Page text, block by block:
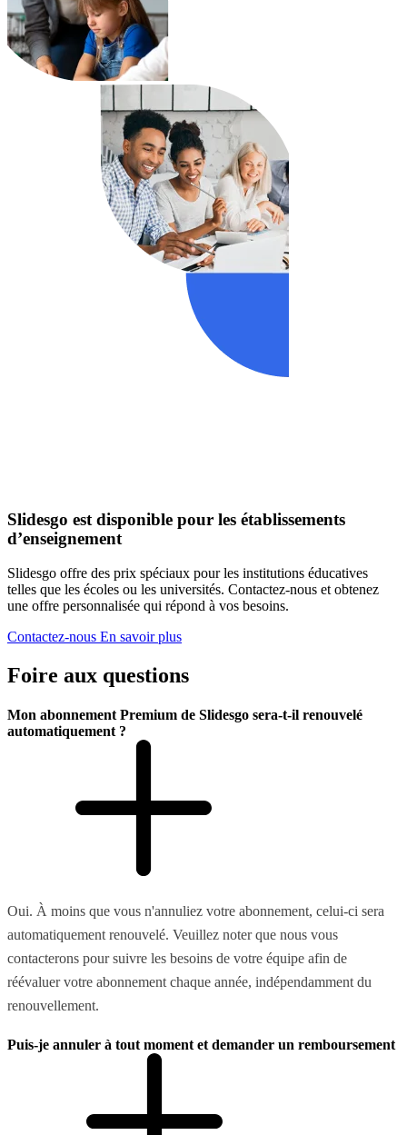
Slidesgo est disponible pour les établissements
d’enseignement
Slidesgo offre des prix spéciaux pour les institutions éducatives
telles que les écoles ou les universités. Contactez-nous et obtenez
une offre personnalisée qui répond à vos besoins.
Contactez-nous En savoir plus
Foire aux questions
Mon abonnement Premium de Slidesgo sera-t-il renouvelé
automatiquement ?
Oui. À moins que vous n'annuliez votre abonnement, celui-ci sera
automatiquement renouvelé. Veuillez noter que nous vous
contacterons pour suivre les besoins de votre équipe afin de
réévaluer votre abonnement chaque année, indépendamment du
renouvellement.
Puis-je annuler à tout moment et demander un remboursement